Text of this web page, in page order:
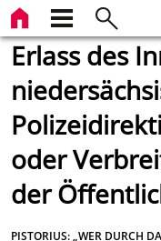
Erlass des
oder
der
PISTORIUS: „WER DURCH